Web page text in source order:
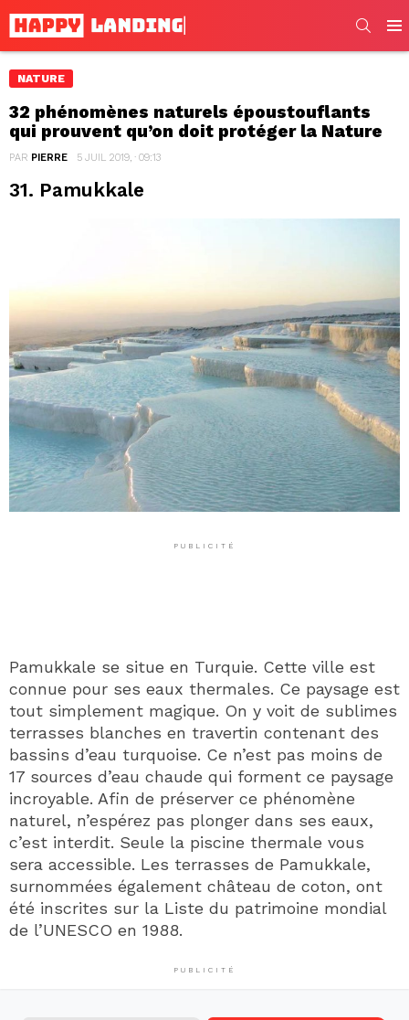
NATURE
32 phénomènes naturels époustouflants
qui prouvent qu’on doit protéger la Nature
PAR PIERRE 5 JUIL 2019, · 09:13
31. Pamukkale
PUBLICITÉ
Pamukkale se situe en Turquie. Cette ville est
connue pour ses eaux thermales. Ce paysage est
tout simplement magique. On y voit de sublimes
terrasses blanches en travertin contenant des
bassins d’eau turquoise. Ce n’est pas moins de
17 sources d’eau chaude qui forment ce paysage
incroyable. Afin de préserver ce phénomène
naturel, n’espérez pas plonger dans ses eaux,
c’est interdit. Seule la piscine thermale vous
sera accessible. Les terrasses de Pamukkale,
surnommées également château de coton, ont
été inscrites sur la Liste du patrimoine mondial
de l’UNESCO en 1988.
PUBLICITÉ